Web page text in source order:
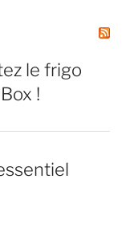
le frigo
!